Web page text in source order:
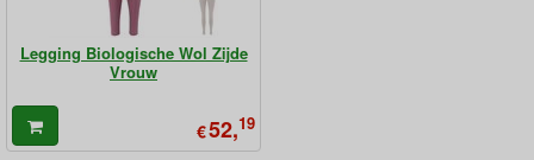
Legging Biologische Wol Zijde
Vrouw
€52,19